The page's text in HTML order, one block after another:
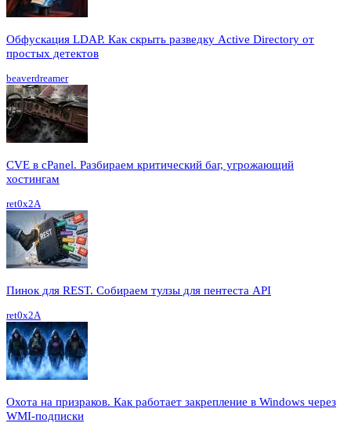
Обфускация LDAP. Как скрыть разведку Active Directory от
простых детектов
beaverdreamer
CVE в cPanel. Разбираем критический баг, угрожающий
хостингам
ret0x2A
Пинок для REST. Собираем тулзы для пентеста API
ret0x2A
Охота на призраков. Как работает закрепление в Windows через
WMI-подписки